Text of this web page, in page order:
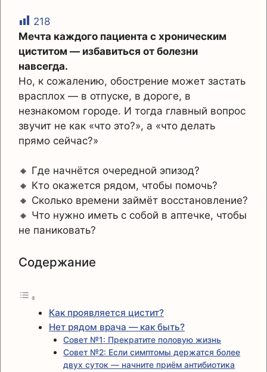
218
Мечта каждого пациента с хроническим
циститом — избавиться от болезни
навсегда.
Но, к сожалению, обострение может застать
врасплох — в отпуске, в дороге, в
незнакомом городе. И тогда главный вопрос
звучит не как «что это?», а «что делать
прямо сейчас?»
🔸 Где начнётся очередной эпизод?
🔸 Кто окажется рядом, чтобы помочь?
🔸 Сколько времени займёт восстановление?
🔸 Что нужно иметь с собой в аптечке, чтобы
не паниковать?
Содержание
Как проявляется цистит?
Нет рядом врача — как быть?
Совет №1: Прекратите половую жизнь
Совет №2: Если симптомы держатся более
двух суток — начните приём антибиотика